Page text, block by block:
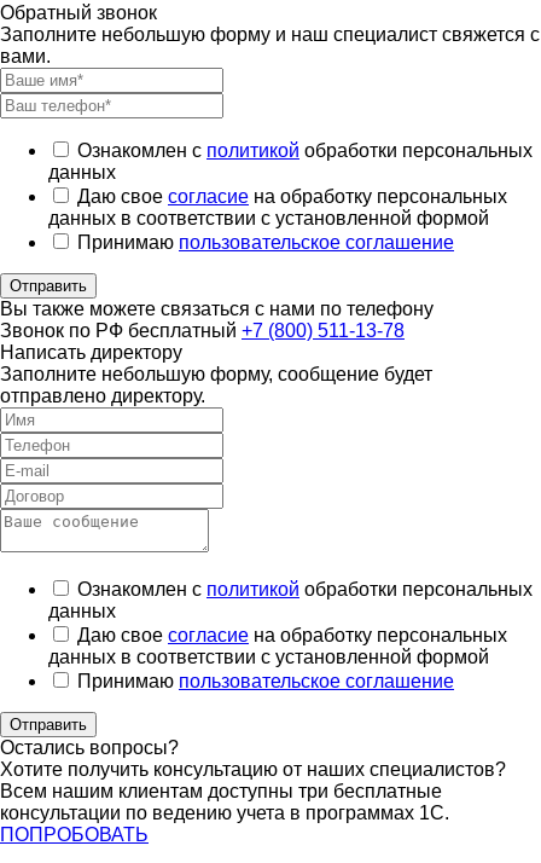
Обратный звонок
Заполните небольшую форму и наш специалист свяжется с
вами.
Ознакомлен с политикой обработки персональных
данных
Даю свое согласие на обработку персональных
данных в соответствии с установленной формой
Принимаю пользовательское соглашение
Отправить
Вы также можете связаться с нами по телефону
Звонок по РФ бесплатный +7 (800) 511-13-78
Написать директору
Заполните небольшую форму, сообщение будет
отправлено директору.
Ознакомлен с политикой обработки персональных
данных
Даю свое согласие на обработку персональных
данных в соответствии с установленной формой
Принимаю пользовательское соглашение
Отправить
Остались вопросы?
Хотите получить консультацию от наших специалистов?
Всем нашим клиентам доступны три бесплатные
консультации по ведению учета в программах 1С.
ПОПРОБОВАТЬ